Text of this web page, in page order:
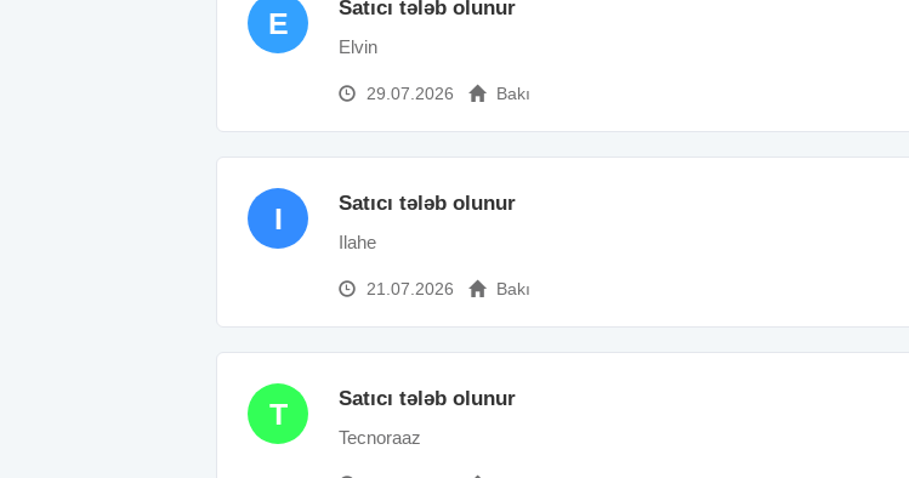
E Satıcı tələb olunur
Elvin
29.07.2026 Bakı
I Satıcı tələb olunur
Ilahe
21.07.2026 Bakı
T Satıcı tələb olunur
Tecnoraaz